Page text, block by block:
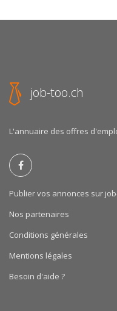
job-too.ch
L'annuaire des offres
Publier vos annonces sur
Nos partenaires
Conditions générales
Mentions légales
Besoin d'aide ?